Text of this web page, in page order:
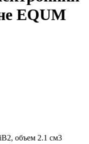
EQUM
объем 2.1 см3